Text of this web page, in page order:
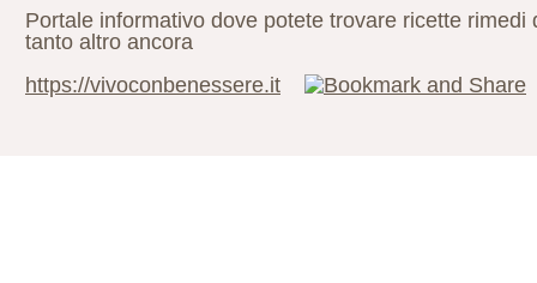
Portale informativo dove potete trovare ricette
tanto altro ancora
https://vivoconbenessere.it